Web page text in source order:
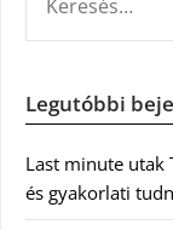
Legutóbbi
Last minute utak
és gyakorlati